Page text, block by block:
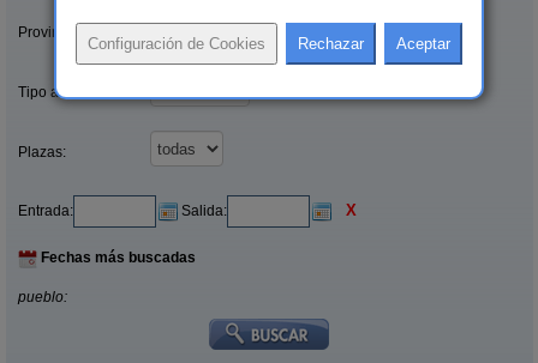
Provincias/Islas:
Tipo alquiler:
Plazas:
Entrada: Salida: X
Fechas más buscadas
pueblo: